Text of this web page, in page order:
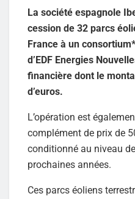
La société espagnole
cession de 32 parcs
France à un
d’EDF Energies
financière dont le
d’euros.
L’opération est
complément de prix de
conditionné au niveau
prochaines années.
Ces parcs éoliens